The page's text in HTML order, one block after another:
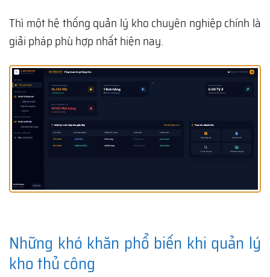
Thì một hệ thống quản lý kho chuyên nghiệp chính là
giải pháp phù hợp nhất hiện nay.
Những khó khăn phổ biến khi quản lý
kho thủ công